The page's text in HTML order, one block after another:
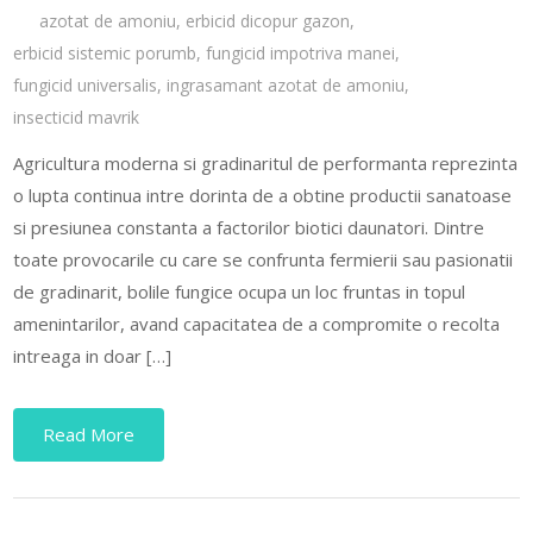
azotat de amoniu, erbicid dicopur gazon,
erbicid sistemic porumb,fungicid impotriva manei,
fungicid universalis, ingrasamant azotat de amoniu,
insecticid mavrik
Agricultura moderna si gradinaritul de performanta reprezinta
o lupta continua intre dorinta de a obtine productii sanatoase
si presiunea constanta a factorilor biotici daunatori. Dintre
toate provocarile cu care se confrunta fermierii sau pasionatii
de gradinarit, bolile fungice ocupa un loc fruntas in topul
amenintarilor, avand capacitatea de a compromite o recolta
intreaga in doar […]
Read More